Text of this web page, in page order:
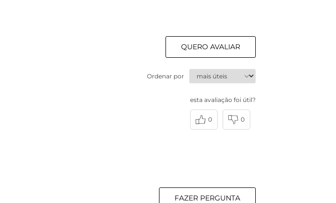
QUERO AVALIAR
Ordenar por
esta avaliação foi útil?
0 0
FAZER PERGUNTA